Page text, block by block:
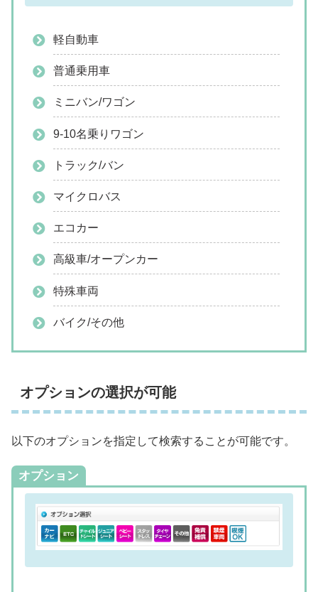
軽自動車
普通乗用車
ミニバン/ワゴン
9-10名乗りワゴン
トラック/バン
マイクロバス
エコカー
高級車/オープンカー
特殊車両
バイク/その他
オプションの選択が可能
以下のオプションを指定して検索することが可能です。
オプション